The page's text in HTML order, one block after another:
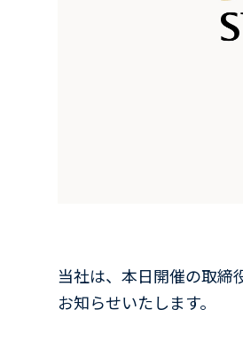
当社は、本日開催の取締
お知らせいたします。